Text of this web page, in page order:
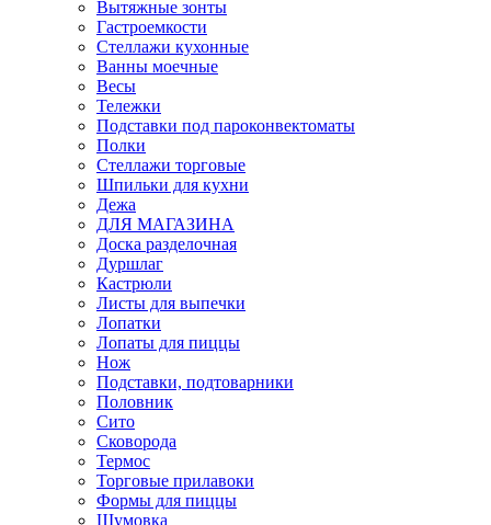
Вытяжные зонты
Гастроемкости
Стеллажи кухонные
Ванны моечные
Весы
Тележки
Подставки под пароконвектоматы
Полки
Стеллажи торговые
Шпильки для кухни
Дежа
ДЛЯ МАГАЗИНА
Доска разделочная
Дуршлаг
Кастрюли
Листы для выпечки
Лопатки
Лопаты для пиццы
Нож
Подставки, подтоварники
Половник
Сито
Сковорода
Термос
Торговые прилавоки
Формы для пиццы
Шумовка